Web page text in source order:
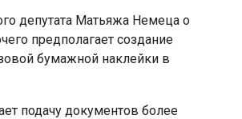
депутата Матьяжа Немеца о
предполагает создание
бумажной наклейки в
подачу документов более